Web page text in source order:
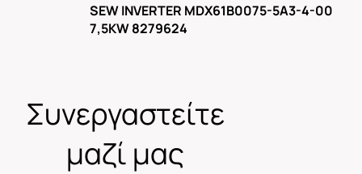
SEW INVERTER MDX61B0075-5A3-4-00
7,5KW 8279624
Συνεργαστείτε
μαζί μας